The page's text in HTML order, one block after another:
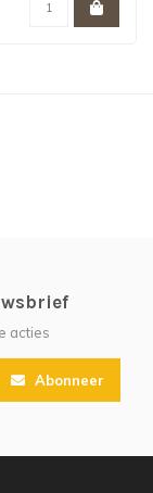
acties
Abonneer